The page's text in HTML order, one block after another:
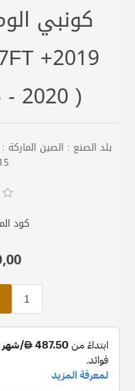
كونبي
2020 )
بلد الصنع : الصين
كود